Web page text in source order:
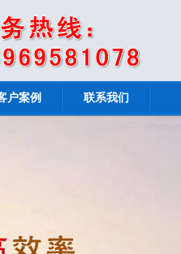
户案例 联系我们